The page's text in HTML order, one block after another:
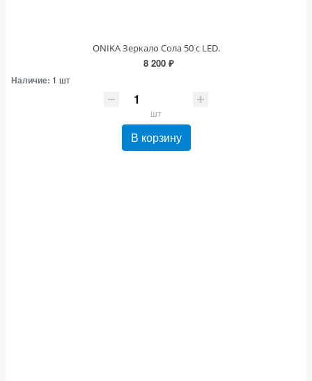
ONIKA Зеркало Сола 50 с LED.
8 200 ₽
Наличие: 1 шт
шт
В корзину